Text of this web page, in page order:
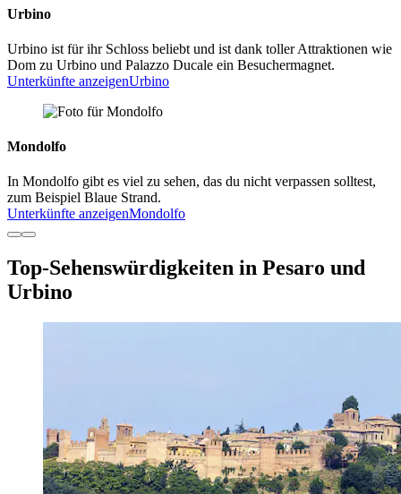
Urbino
Urbino ist für ihr Schloss beliebt und ist dank toller Attraktionen wie
Dom zu Urbino und Palazzo Ducale ein Besuchermagnet.
Unterkünfte anzeigenUrbino
Mondolfo
In Mondolfo gibt es viel zu sehen, das du nicht verpassen solltest,
zum Beispiel Blaue Strand.
Unterkünfte anzeigenMondolfo
Top-Sehenswürdigkeiten in Pesaro und
Urbino